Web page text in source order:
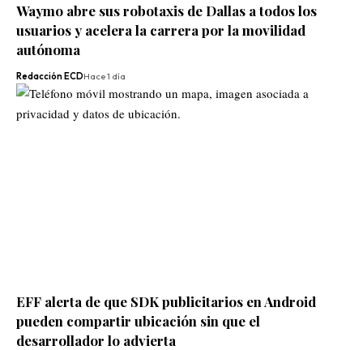
Waymo abre sus robotaxis de Dallas a todos los
usuarios y acelera la carrera por la movilidad
autónoma
Redacción ECDHace 1 día
EFF alerta de que SDK publicitarios en Android
pueden compartir ubicación sin que el
desarrollador lo advierta